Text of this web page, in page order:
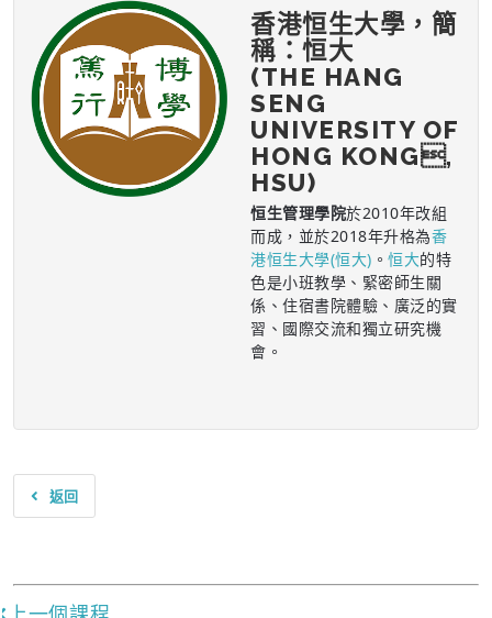
香港恒生大學，簡
稱：恒大
(THE HANG
SENG
UNIVERSITY OF
HONG KONG,
HSU)
恒生管理學院於2010年改組
而成，並於2018年升格為香
港恒生大學(恒大) 。 恒大的特
色是小班教學、緊密師生關
係、住宿書院體驗、廣泛的實
習、國際交流和獨立研究機
會。
返回